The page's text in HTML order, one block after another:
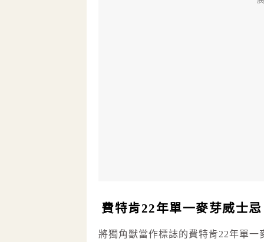
費特肯22年單一麥芽威士忌
將獨角獸當作標誌的費特肯22年單